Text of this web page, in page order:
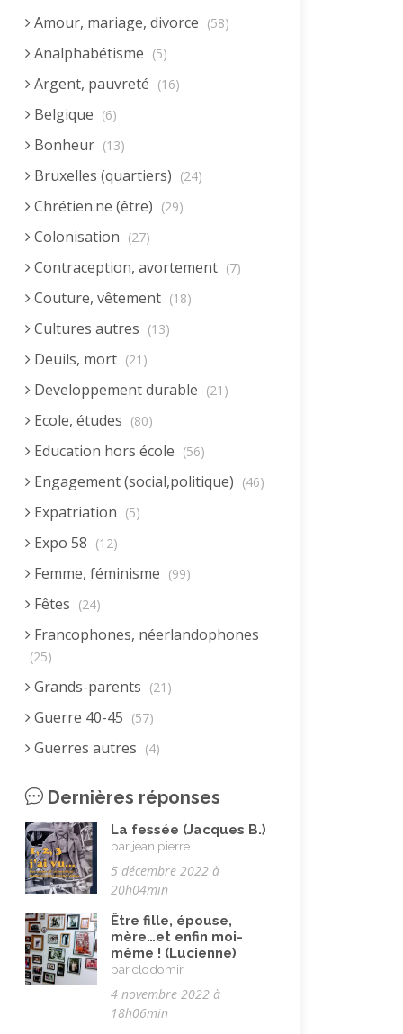
Amour, mariage, divorce (58)
Analphabétisme (5)
Argent, pauvreté (16)
Belgique (6)
Bonheur (13)
Bruxelles (quartiers) (24)
Chrétien.ne (être) (29)
Colonisation (27)
Contraception, avortement (7)
Couture, vêtement (18)
Cultures autres (13)
Deuils, mort (21)
Developpement durable (21)
Ecole, études (80)
Education hors école (56)
Engagement (social,politique) (46)
Expatriation (5)
Expo 58 (12)
Femme, féminisme (99)
Fêtes (24)
Francophones, néerlandophones
(25)
Grands-parents (21)
Guerre 40-45 (57)
Guerres autres (4)
Immigration autre (3)
Immigration européenne et
descendants
(23)
Immigration nord africaine et
descendants (18)
Immigration subsaharienne et
descendants (18)
Juif.ve (être) (10)
Dernières réponses
La fessée (Jacques B.)
par jean pierre
5 décembre 2022 à
20h04min
Être fille, épouse,
mère…et enfin moi-
même ! (Lucienne)
par clodomir
4 novembre 2022 à
18h06min